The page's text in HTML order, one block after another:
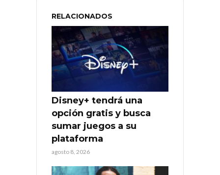
RELACIONADOS
Disney+ tendrá una
opción gratis y busca
sumar juegos a su
plataforma
agosto 8, 2026